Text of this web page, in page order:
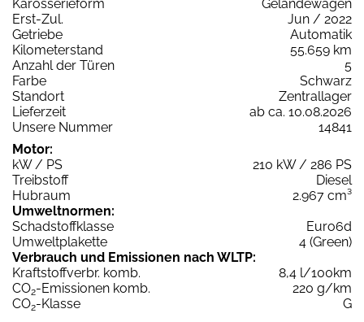
Karosserieform
Geländewagen
Erst-Zul.
Jun / 2022
Getriebe
Automatik
Kilometerstand
55.659 km
Anzahl der Türen
5
Farbe
Schwarz
Standort
Zentrallager
Lieferzeit
ab ca. 10.08.2026
Unsere Nummer
14841
Motor:
kW / PS
210 kW / 286 PS
Treibstoff
Diesel
Hubraum
2.967 cm³
Umweltnormen:
Schadstoffklasse
Euro6d
Umweltplakette
4 (Green)
Verbrauch und Emissionen nach WLTP:
Kraftstoffverbr. komb.
8,4 l/100km
CO2-Emissionen komb.
220 g/km
CO2-Klasse
G